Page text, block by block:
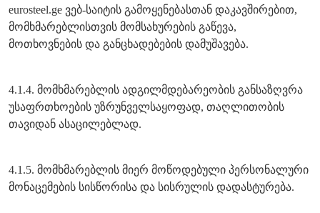
eurosteel.ge ვებ-საიტის გამოყენებასთან დაკავშირებით,
მომხმარებლისთვის მომსახურების გაწევა,
მოთხოვნების და განცხადებების დამუშავება.
4.1.4. მომხმარებლის ადგილმდებარეობის განსაზღვრა
უსაფრთხოების უზრუნველსაყოფად, თაღლითობის
თავიდან ასაცილებლად.
4.1.5. მომხმარებლის მიერ მოწოდებული პერსონალური
მონაცემების სისწორისა და სისრულის დადასტურება.